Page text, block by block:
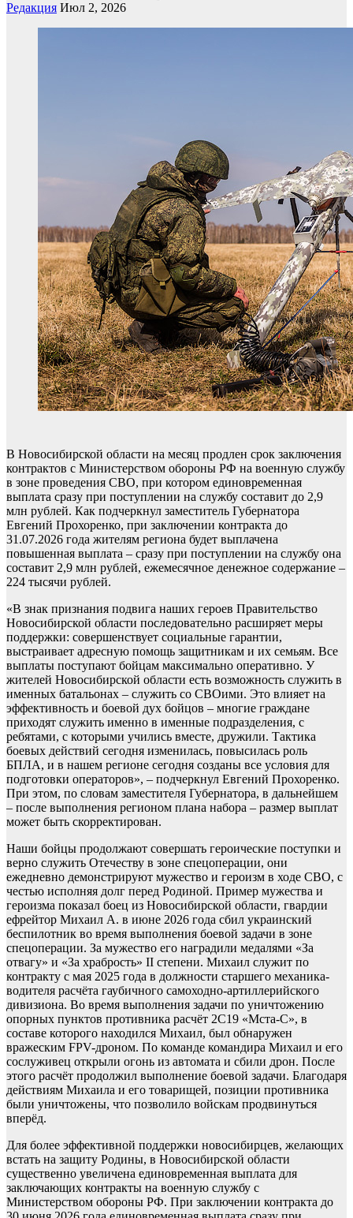
Редакция Июл 2, 2026
В Новосибирской области на месяц продлен срок заключения
контрактов с Министерством обороны РФ на военную службу
в зоне проведения СВО, при котором единовременная
выплата сразу при поступлении на службу составит до 2,9
млн рублей. Как подчеркнул заместитель Губернатора
Евгений Прохоренко, при заключении контракта до
31.07.2026 года жителям региона будет выплачена
повышенная выплата – сразу при поступлении на службу она
составит 2,9 млн рублей, ежемесячное денежное содержание –
224 тысячи рублей.
«В знак признания подвига наших героев Правительство
Новосибирской области последовательно расширяет меры
поддержки: совершенствует социальные гарантии,
выстраивает адресную помощь защитникам и их семьям. Все
выплаты поступают бойцам максимально оперативно. У
жителей Новосибирской области есть возможность служить в
именных батальонах – служить со СВОими. Это влияет на
эффективность и боевой дух бойцов – многие граждане
приходят служить именно в именные подразделения, с
ребятами, с которыми учились вместе, дружили. Тактика
боевых действий сегодня изменилась, повысилась роль
БПЛА, и в нашем регионе сегодня созданы все условия для
подготовки операторов», – подчеркнул Евгений Прохоренко.
При этом, по словам заместителя Губернатора, в дальнейшем
– после выполнения регионом плана набора – размер выплат
может быть скорректирован.
Наши бойцы продолжают совершать героические поступки и
верно служить Отечеству в зоне спецоперации, они
ежедневно демонстрируют мужество и героизм в ходе СВО, с
честью исполняя долг перед Родиной. Пример мужества и
героизма показал боец из Новосибирской области, гвардии
ефрейтор Михаил А. в июне 2026 года сбил украинский
беспилотник во время выполнения боевой задачи в зоне
спецоперации. За мужество его наградили медалями «За
отвагу» и «За храбрость» II степени. Михаил служит по
контракту с мая 2025 года в должности старшего механика-
водителя расчёта гаубичного самоходно-артиллерийского
дивизиона. Во время выполнения задачи по уничтожению
опорных пунктов противника расчёт 2С19 «Мста-С», в
составе которого находился Михаил, был обнаружен
вражеским FPV-дроном. По команде командира Михаил и его
сослуживец открыли огонь из автомата и сбили дрон. После
этого расчёт продолжил выполнение боевой задачи. Благодаря
действиям Михаила и его товарищей, позиции противника
были уничтожены, что позволило войскам продвинуться
вперёд.
Для более эффективной поддержки новосибирцев, желающих
встать на защиту Родины, в Новосибирской области
существенно увеличена единовременная выплата для
заключающих контракты на военную службу с
Министерством обороны РФ. При заключении контракта до